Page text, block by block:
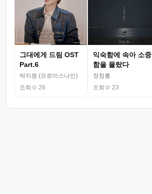
그대에게 드림 OST
Part.6
박지원 (프로미스나인)
조회수 26
익숙함에 속아 소중
함을 몰랐다
정창룡
조회수 23